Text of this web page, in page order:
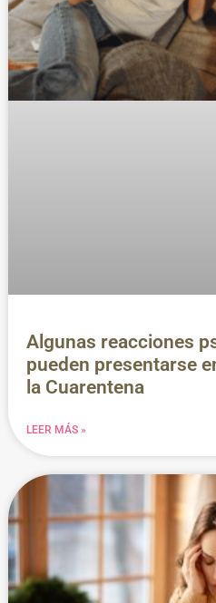
Algunas reacciones
pueden presentarse
la Cuarentena
LEER MÁS »